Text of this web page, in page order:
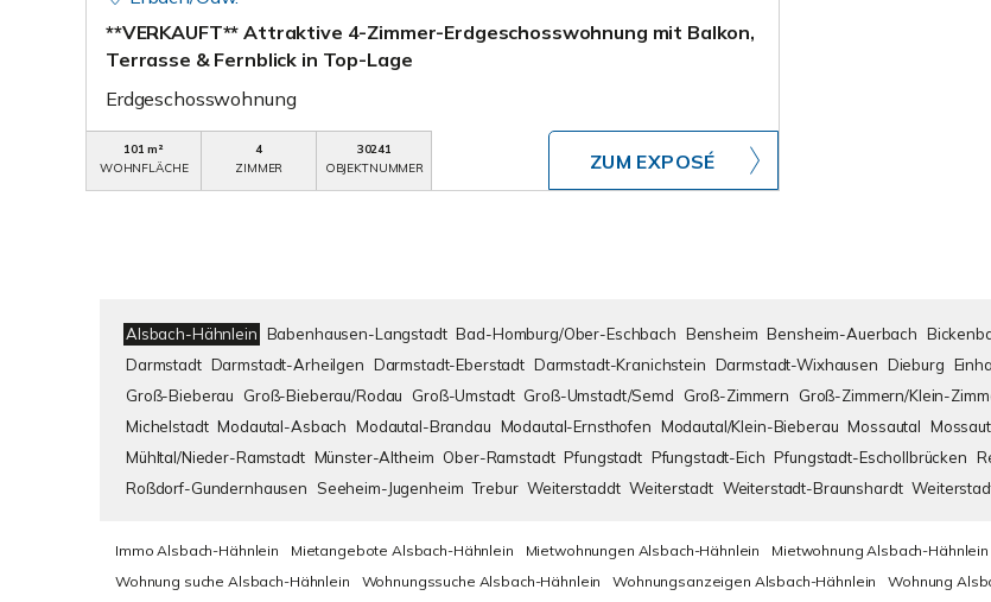
**VERKAUFT** Attraktive 4-Zimmer-Erdgeschosswohnung mit Balkon,
Terrasse & Fernblick in Top-Lage
Erdgeschosswohnung
101 m²
WOHNFLÄCHE
4
ZIMMER
30241
OBJEKTNUMMER
ZUM EXPOSÉ
Alsbach-Hähnlein Babenhausen-Langstadt Bad-Homburg/Ober-Eschbach Bensheim Bensheim-Auerbach
Darmstadt Darmstadt-Arheilgen Darmstadt-Eberstadt Darmstadt-Kranichstein Darmstadt-Wixhausen Dieburg
Groß-Bieberau
Groß-Bieberau/Rodau Groß-Umstadt Groß-Umstadt/Semd Groß-Zimmern Groß-Zimmern/Klein-
Michelstadt Modautal-Asbach Modautal-Brandau Modautal-Ernsthofen Modautal/Klein-Bieberau Mossautal
Mühltal/Nieder-Ramstadt Münster-Altheim Ober-Ramstadt Pfungstadt Pfungstadt-Eich Pfungstadt-Eschollbrücken
Roßdorf-Gundernhausen Seeheim-Jugenheim Trebur Weiterstaddt Weiterstadt Weiterstadt-Braunshardt
Immo Alsbach-Hähnlein Mietangebote Alsbach-Hähnlein Mietwohnungen Alsbach-Hähnlein Mietwohnung Alsbach-Hähnlein
Wohnung suche Alsbach-Hähnlein
Wohnungssuche Alsbach-Hähnlein Wohnungsanzeigen Alsbach-Hähnlein Wohnung